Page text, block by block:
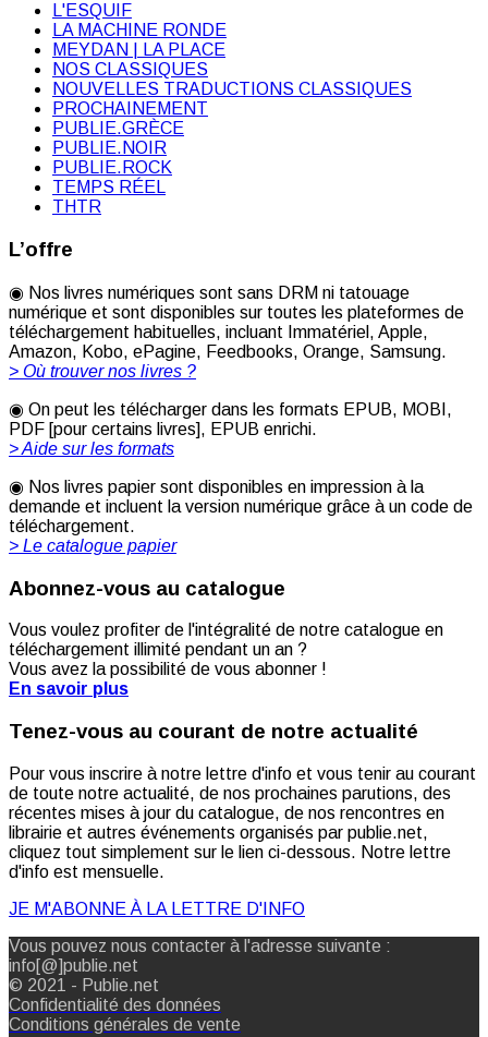
L'ESQUIF
LA MACHINE RONDE
MEYDAN | LA PLACE
NOS CLASSIQUES
NOUVELLES TRADUCTIONS CLASSIQUES
PROCHAINEMENT
PUBLIE.GRÈCE
PUBLIE.NOIR
PUBLIE.ROCK
TEMPS RÉEL
THTR
L’offre
◉ Nos livres numériques sont sans DRM ni tatouage
numérique et sont disponibles sur toutes les plateformes de
téléchargement habituelles, incluant Immatériel, Apple,
Amazon, Kobo, ePagine, Feedbooks, Orange, Samsung.
> Où trouver nos livres ?
◉ On peut les télécharger dans les formats EPUB, MOBI,
PDF [pour certains livres], EPUB enrichi.
> Aide sur les formats
◉ Nos livres papier sont disponibles en impression à la
demande et incluent la version numérique grâce à un code de
téléchargement.
> Le catalogue papier
Abonnez-vous au catalogue
Vous voulez profiter de l'intégralité de notre catalogue en
téléchargement illimité pendant un an ?
Vous avez la possibilité de vous abonner !
En savoir plus
Tenez-vous au courant de notre actualité
Pour vous inscrire à notre lettre d'info et vous tenir au courant
de toute notre actualité, de nos prochaines parutions, des
récentes mises à jour du catalogue, de nos rencontres en
librairie et autres événements organisés par publie.net,
cliquez tout simplement sur le lien ci-dessous. Notre lettre
d'info est mensuelle.
JE M'ABONNE À LA LETTRE D'INFO
Vous pouvez nous contacter à l'adresse suivante :
info[@]publie.net
© 2021 - Publie.net
Confidentialité des données
Conditions générales de vente